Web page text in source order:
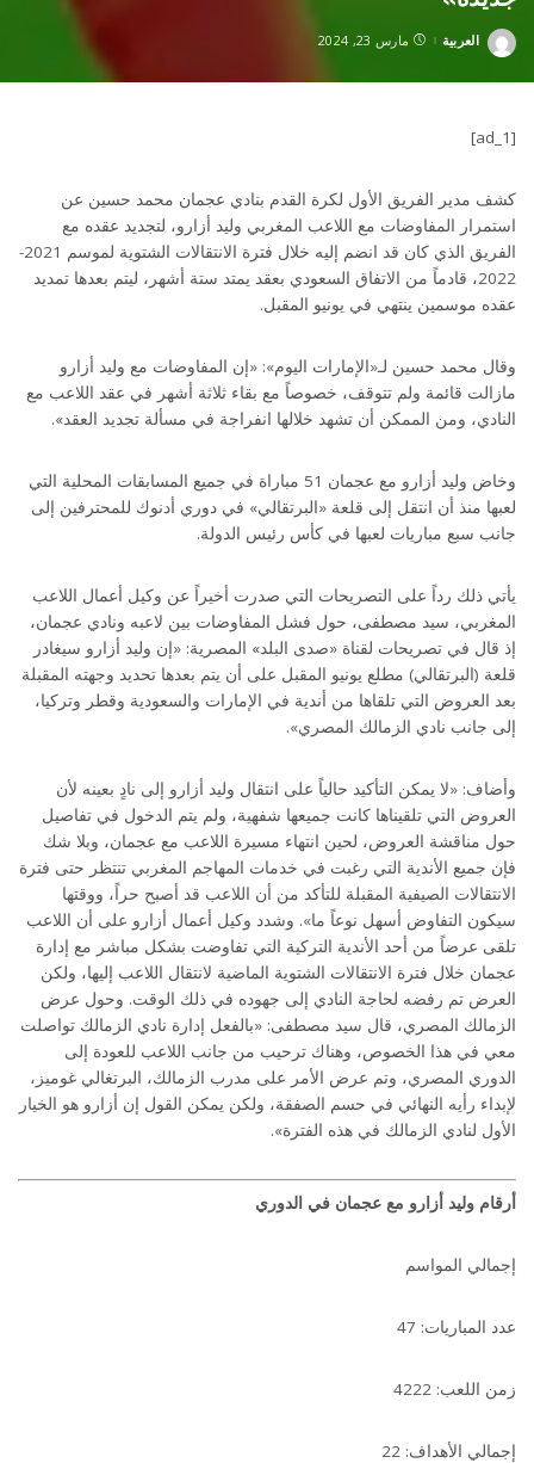
Posted
العربية مارس 23, 2024
[ad_1]
كشف مدير الفريق الأول لكرة القدم بنادي عجمان محمد حسين عن
استمرار المفاوضات مع اللاعب المغربي وليد أزارو، لتجديد عقده مع
الفريق الذي كان قد انضم إليه خلال فترة الانتقالات الشتوية لموسم 2021-
2022، قادماً من الاتفاق السعودي بعقد يمتد ستة أشهر، ليتم بعدها تمديد
عقده موسمين ينتهي في يونيو المقبل.
وقال محمد حسين لـ«الإمارات اليوم»: «إن المفاوضات مع وليد أزارو
مازالت قائمة ولم تتوقف، خصوصاً مع بقاء ثلاثة أشهر في عقد اللاعب مع
النادي، ومن الممكن أن تشهد خلالها انفراجة في مسألة تجديد العقد».
وخاض وليد أزارو مع عجمان 51 مباراة في جميع المسابقات المحلية التي
لعبها منذ أن انتقل إلى قلعة «البرتقالي» في دوري أدنوك للمحترفين إلى
جانب سبع مباريات لعبها في كأس رئيس الدولة.
يأتي ذلك رداً على التصريحات التي صدرت أخيراً عن وكيل أعمال اللاعب
المغربي، سيد مصطفى، حول فشل المفاوضات بين لاعبه ونادي عجمان،
إذ قال في تصريحات لقناة «صدى البلد» المصرية: «إن وليد أزارو سيغادر
قلعة (البرتقالي) مطلع يونيو المقبل على أن يتم بعدها تحديد وجهته المقبلة
بعد العروض التي تلقاها من أندية في الإمارات والسعودية وقطر وتركيا،
إلى جانب نادي الزمالك المصري».
وأضاف: «لا يمكن التأكيد حالياً على انتقال وليد أزارو إلى نادٍ بعينه لأن
العروض التي تلقيناها كانت جميعها شفهية، ولم يتم الدخول في تفاصيل
حول مناقشة العروض، لحين انتهاء مسيرة اللاعب مع عجمان، وبلا شك
فإن جميع الأندية التي رغبت في خدمات المهاجم المغربي تنتظر حتى فترة
الانتقالات الصيفية المقبلة للتأكد من أن اللاعب قد أصبح حراً، ووقتها
سيكون التفاوض أسهل نوعاً ما». وشدد وكيل أعمال أزارو على أن اللاعب
تلقى عرضاً من أحد الأندية التركية التي تفاوضت بشكل مباشر مع إدارة
عجمان خلال فترة الانتقالات الشتوية الماضية لانتقال اللاعب إليها، ولكن
العرض تم رفضه لحاجة النادي إلى جهوده في ذلك الوقت. وحول عرض
الزمالك المصري، قال سيد مصطفى: «بالفعل إدارة نادي الزمالك تواصلت
معي في هذا الخصوص، وهناك ترحيب من جانب اللاعب للعودة إلى
الدوري المصري، وتم عرض الأمر على مدرب الزمالك، البرتغالي غوميز،
لإبداء رأيه النهائي في حسم الصفقة، ولكن يمكن القول إن أزارو هو الخيار
الأول لنادي الزمالك في هذه الفترة».
أرقام وليد أزارو مع عجمان في الدوري
إجمالي المواسم
عدد المباريات: 47
زمن اللعب: 4222
إجمالي الأهداف: 22